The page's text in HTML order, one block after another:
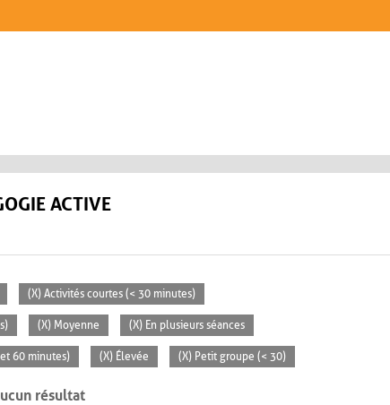
ACTIVE
(X) Activités courtes (< 30 minutes)
(X) Moyenne (X) En plusieurs séances
60 minutes) (X) Élevée (X) Petit groupe (< 30)
résultat